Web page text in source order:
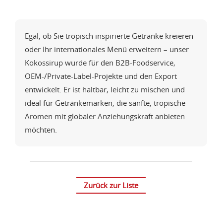
Egal, ob Sie tropisch inspirierte Getränke kreieren
oder Ihr internationales Menü erweitern – unser
Kokossirup wurde für den B2B-Foodservice,
OEM-/Private-Label-Projekte und den Export
entwickelt. Er ist haltbar, leicht zu mischen und
ideal für Getränkemarken, die sanfte, tropische
Aromen mit globaler Anziehungskraft anbieten
möchten.
Zurück zur Liste